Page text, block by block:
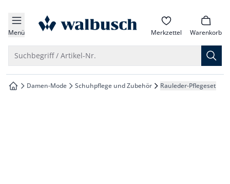
springen
springen
springen
springen
Menü zur Startseite Merkzettel Warenkorb
Suchbegriff / Artikel-Nr.
zur Startseite
Damen-Mode Schuhpflege und Zubehör Rauleder-Pflegeset